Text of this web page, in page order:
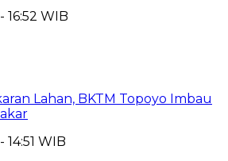
WIB
Lahan, BKTM Topoyo Imbau
WIB